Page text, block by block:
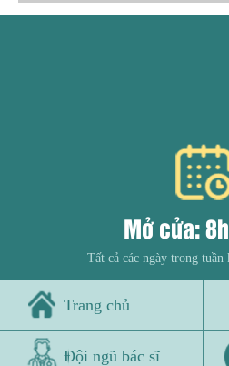
Mở cửa:
Tất cả các ngày trong tuần
Trang chủ
Đội ngũ bác sĩ